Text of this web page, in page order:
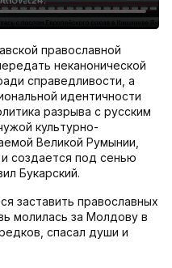
православной
неканонической
справедливости, а
идентичности
разрыва с русским
культурно-
Великой Румынии,
создается под сенью
Букарский.
заставить православных
молилась за Молдову в
спасал души и